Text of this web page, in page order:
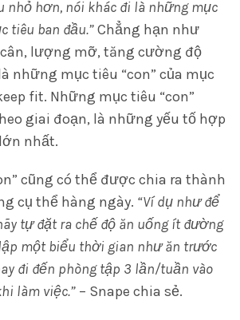
nhỏ hơn, nói khác đi là những mục
tiêu ban đầu.”Chẳng hạn như
lượng mỡ, tăng cường độ
những mục tiêu “con” của mục
fit. Những mục tiêu “con”
giai đoạn, là những yếu tố hợp
nhất.
cũng có thể được chia ra thành
cụ thể hàng ngày. “Ví dụ như để
tự đặt ra chế độ ăn uống ít đường
một biểu thời gian như ăn trước
đi đến phòng tập 3 lần/tuần vào
làm việc.” – Snape chia sẻ.